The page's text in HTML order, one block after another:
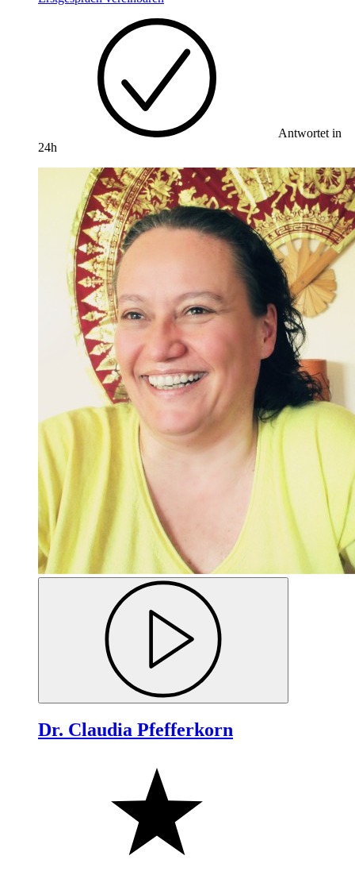
Antwortet in
24h
Dr. Claudia Pfefferkorn